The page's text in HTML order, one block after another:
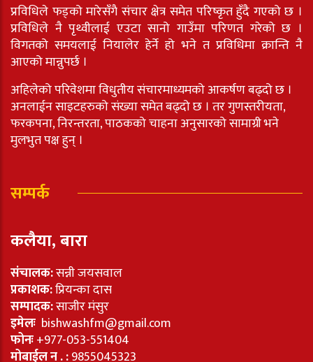
प्रविधिले फड्को मारेसँगै संचार क्षेत्र समेत परिष्कृत हुँदै गएको छ ।
प्रविधिले नै पृथ्वीलाई एउटा सानो गाउँमा परिणत गरेको छ ।
विगतको समयलाई नियालेर हेर्ने हो भने त प्रविधिमा क्रान्ति नै
आएको मान्नुपर्छ ।
अहिलेको परिवेशमा विधुतीय संचारमाध्यमको आकर्षण बढ्दो छ ।
अनलाईन साइटहरुको संख्या समेत बढ्दो छ । तर गुणस्तरीयता,
फरकपना, निरन्तरता, पाठकको चाहना अनुसारको सामाग्री भने
मुलभुत पक्ष हुन् ।
सम्पर्क
कलैया, बारा
संचालक:सन्नी जयसवाल
प्रकाशक:प्रियन्का दास
सम्पादक:साजीर मंसुर
इमेलः bishwashfm@gmail.com
फोनः+977-053-551404
मोबाईल न . :9855045323